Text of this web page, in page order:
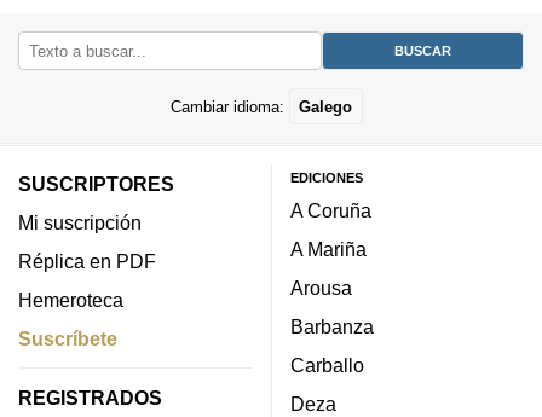
Cambiar idioma: Galego
SUSCRIPTORES
Mi suscripción
Réplica en PDF
Hemeroteca
Suscríbete
REGISTRADOS
EDICIONES
A Coruña
A Mariña
Arousa
Barbanza
Carballo
Deza